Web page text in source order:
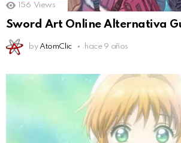
156 Views
Sword Art Online Alternativa
by AtomClic hace 9 años